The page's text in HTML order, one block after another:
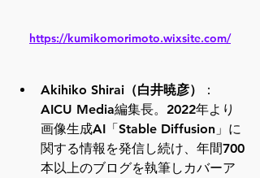
https://kumikomorimoto.wixsite.com/
Akihiko Shirai（白井暁彦）
：
AICU Media編集長。2022年より
画像生成AI「Stable Diffusion」に
関する情報を発信し続け、年間700
本以上のブログを執筆しカバーア